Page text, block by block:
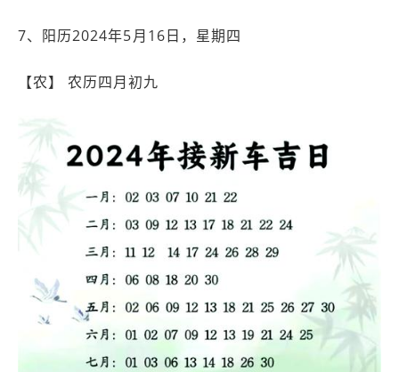
7、阳历2024年5月16日，星期四
【农】 农历四月初九